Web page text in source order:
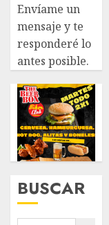
Envíame un
mensaje y te
responderé lo
antes posible.
BUSCAR